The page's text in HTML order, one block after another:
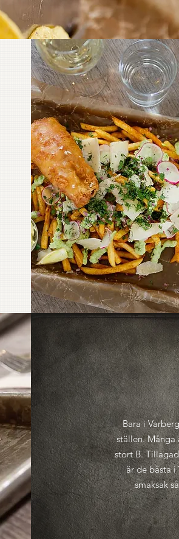
Bara i
ställen. Många
stort B.
är de bästa i
smaksak